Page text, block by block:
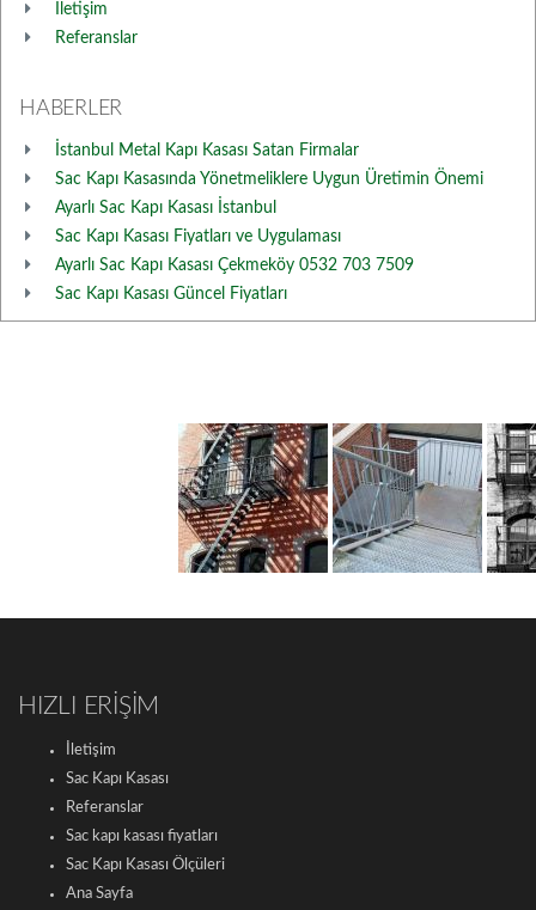
İletişim
Referanslar
HABERLER
İstanbul Metal Kapı Kasası Satan Firmalar
Sac Kapı Kasasında Yönetmeliklere Uygun Üretimin Önemi
Ayarlı Sac Kapı Kasası İstanbul
Sac Kapı Kasası Fiyatları ve Uygulaması
Ayarlı Sac Kapı Kasası Çekmeköy 0532 703 7509
Sac Kapı Kasası Güncel Fiyatları
HIZLI ERİŞİM
İletişim
Sac Kapı Kasası
Referanslar
Sac kapı kasası fiyatları
Sac Kapı Kasası Ölçüleri
Ana Sayfa